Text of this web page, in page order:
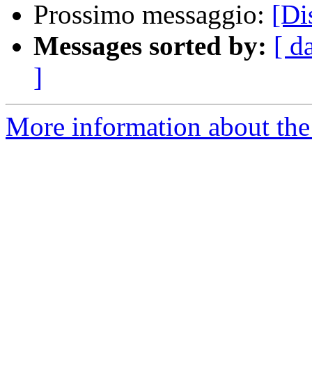
Prossimo messaggio:
Messages sorted by: [
]
More information about